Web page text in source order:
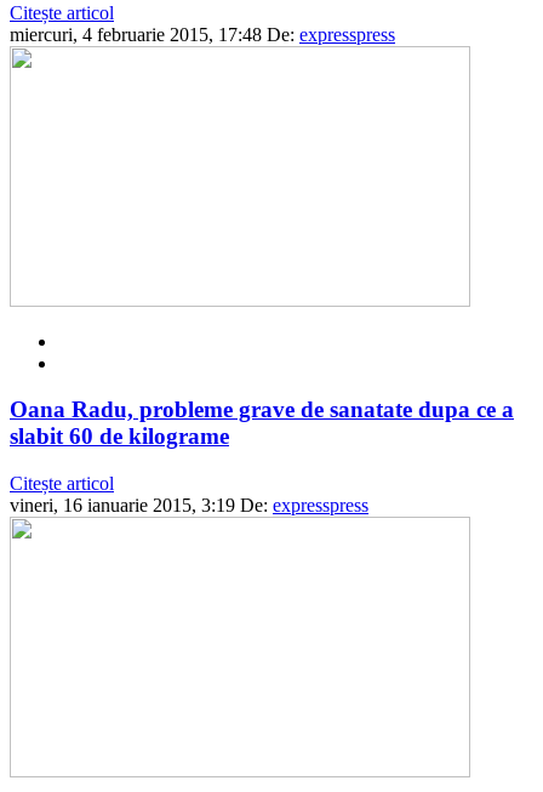
Citește articol
miercuri, 4 februarie 2015, 17:48 De: expresspress
Oana Radu, probleme grave de sanatate dupa ce a
slabit 60 de kilograme
Citește articol
vineri, 16 ianuarie 2015, 3:19 De: expresspress